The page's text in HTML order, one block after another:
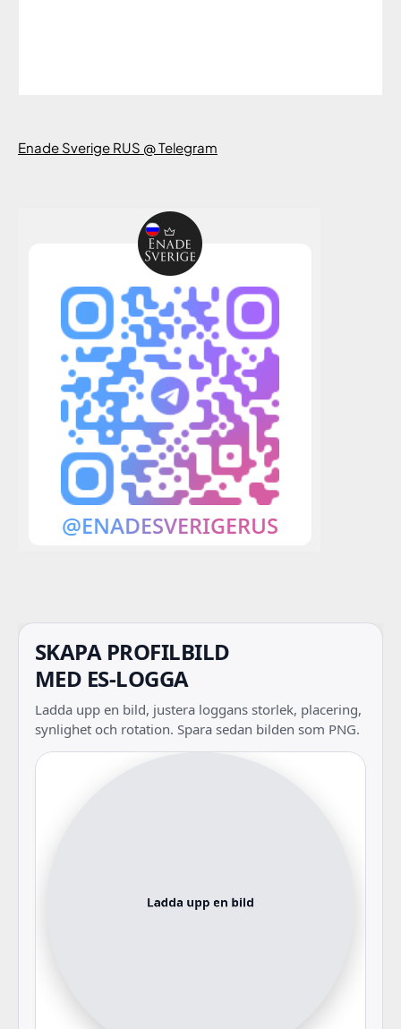
Enade Sverige RUS @ Telegram
SKAPA PROFILBILD
MED ES-LOGGA
Ladda upp en bild, justera loggans storlek, placering,
synlighet och rotation. Spara sedan bilden som PNG.